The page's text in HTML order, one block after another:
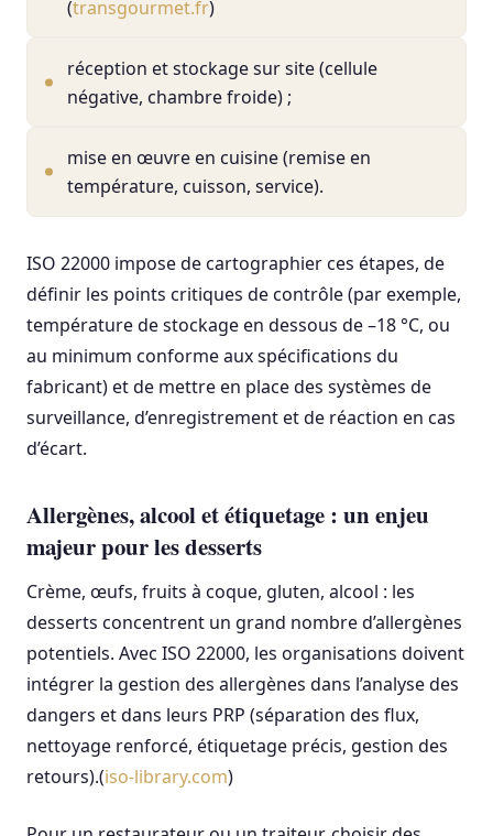
(transgourmet.fr)
réception et stockage sur site (cellule
négative, chambre froide) ;
mise en œuvre en cuisine (remise en
température, cuisson, service).
ISO 22000 impose de cartographier ces étapes, de
définir les points critiques de contrôle (par exemple,
température de stockage en dessous de –18 °C, ou
au minimum conforme aux spécifications du
fabricant) et de mettre en place des systèmes de
surveillance, d’enregistrement et de réaction en cas
d’écart.
Allergènes, alcool et étiquetage : un enjeu
majeur pour les desserts
Crème, œufs, fruits à coque, gluten, alcool : les
desserts concentrent un grand nombre d’allergènes
potentiels. Avec ISO 22000, les organisations doivent
intégrer la gestion des allergènes dans l’analyse des
dangers et dans leurs PRP (séparation des flux,
nettoyage renforcé, étiquetage précis, gestion des
retours).(iso-library.com)